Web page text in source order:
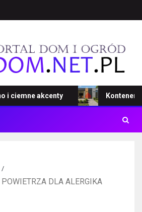
akcenty Kontener –
DLA ALERGIKA